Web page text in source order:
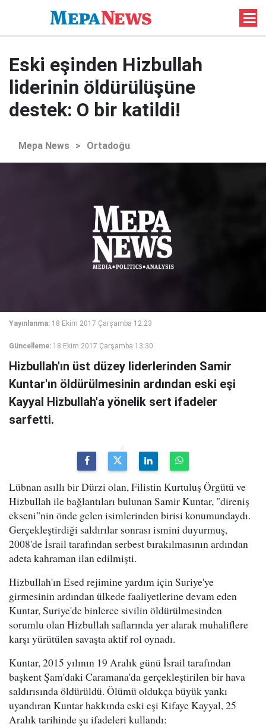
Eski eşinden Hizbullah
liderinin öldürülüşüne
destek: O bir katildi!
Mepa News > Ortadoğu
Yayınlanma: 18 Ekim 2017 Çarşamba 12:23
Güncelleme: 18 Ekim 2017 Çarşamba 13:30
Hizbullah'ın üst düzey liderlerinden Samir
Kuntar'ın öldürülmesinin ardından eski eşi
Kayyal Hizbullah'a yönelik sert ifadeler
sarfetti.
Lübnan asıllı bir Dürzi olan, Filistin Kurtuluş Örgütü ve
Hizbullah ile bağlantıları bulunan Samir Kuntar, "direniş
ekseni"nin önde gelen isimlerinden birisi konumundaydı.
Gerçekleştirdiği saldırılar sonrası ismini duyurmuş,
2008'de İsrail tarafından serbest bırakılmasının ardından
adeta kahraman ilan edilmişti.
Hizbullah'ın Esed rejimine yardım için Suriye'ye
girmesinin ardından ülkede faaliyetlerine devam eden
Kuntar, Suriye'de binlerce sivilin öldürülmesinden
sorumlu olan Hizbullah saflarında yer alarak muhaliflere
karşı yürütülen savaşta aktif rol oynadı.
Kuntar, 2015 yılının 19 Aralık günü İsrail tarafından
başkent Şam'daki Caramana'da gerçekleştirilen bir hava
saldırısında öldürüldü. Ölümü oldukça büyük yankı
uyandıran Kuntar hakkında eski eşi Kifaye Kayyal, 25
Aralık tarihinde şu ifadeleri kullandı: